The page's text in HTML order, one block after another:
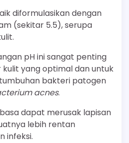
diformulasikan dengan
(sekitar 5.5), serupa
pH ini sangat penting
kulit yang optimal dan untuk
bakteri patogen
acnes.
dapat merusak lapisan
lebih rentan
infeksi.